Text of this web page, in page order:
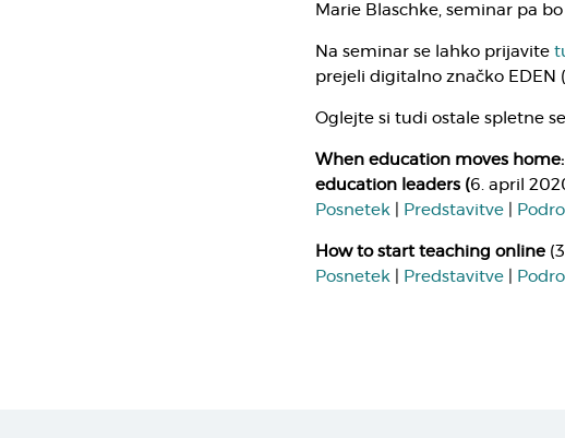
Marie Blaschke, seminar pa
Na seminar se lahko prijavite
prejeli digitalno značko EDEN (
Oglejte si tudi ostale spletne
When education moves
education leaders (6. april
Posnetek
Predstavitve|
How to start teaching online
Posnetek
Predstavitve|